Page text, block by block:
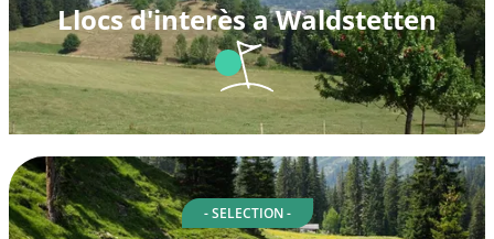
Llocs d'interès a Waldstetten
- SELECTION -